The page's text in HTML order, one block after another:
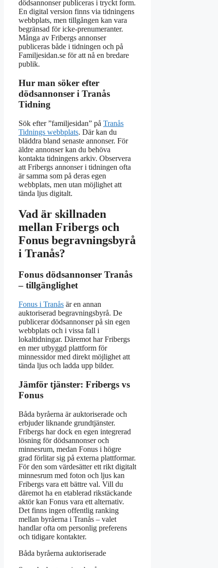
dödsannonser publiceras i tryckt form.
En digital version finns via tidningens
webbplats, men tillgången kan vara
begränsad för icke-prenumeranter.
Många av Fribergs annonser
publiceras både i tidningen och på
Familjesidan.se för att nå en bredare
publik.
Hur man söker efter
dödsannonser i Tranås
Tidning
Sök efter ”familjesidan” på Tranås
Tidnings webbplats. Där kan du
bläddra bland senaste annonser. För
äldre annonser kan du behöva
kontakta tidningens arkiv. Observera
att Fribergs annonser i tidningen ofta
är samma som på deras egen
webbplats, men utan möjlighet att
tända ljus digitalt.
Vad är skillnaden
mellan Fribergs och
Fonus begravningsbyrå
i Tranås?
Fonus dödsannonser Tranås
– tillgänglighet
Fonus i Tranås är en annan
auktoriserad begravningsbyrå. De
publicerar dödsannonser på sin egen
webbplats och i vissa fall i
lokaltidningar. Däremot har Fribergs
en mer utbyggd plattform för
minnessidor med direkt möjlighet att
tända ljus och ladda upp bilder.
Jämför tjänster: Fribergs vs
Fonus
Båda byråerna är auktoriserade och
erbjuder liknande grundtjänster.
Fribergs har dock en egen integrerad
lösning för dödsannonser och
minnesrum, medan Fonus i högre
grad förlitar sig på externa plattformar.
För den som värdesätter ett rikt digitalt
minnesrum med foton och ljus kan
Fribergs vara ett bättre val. Vill du
däremot ha en etablerad rikstäckande
aktör kan Fonus vara ett alternativ.
Det finns ingen offentlig ranking
mellan byråerna i Tranås – valet
handlar ofta om personlig preferens
och tidigare kontakter.
Båda byråerna auktoriserade